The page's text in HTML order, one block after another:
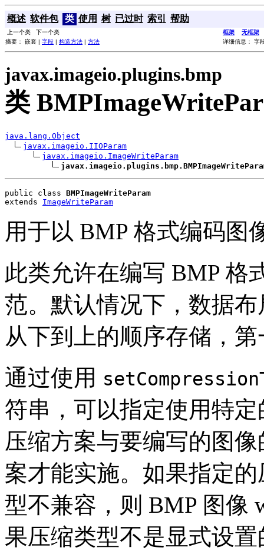
概述 软件包 类 使用 树 已过时 索引 帮助
上一个类 下一个类 框架
无框架
摘要： 嵌套 | 字段 | 构造方法 | 方法 详细信息： 字
javax.imageio.plugins.bmp
类
java.lang.Object
javax.imageio.IIOParam
javax.imageio.ImageWriteParam
public class BMPImageWriteParam
extends ImageWriteParam
用于以 BMP 格式编码图
此类允许在编写 BMP 格
范。默认情况下，数据
从下到上的顺序存储，
通过使用
符串，可以指定使用特
压缩方案与要编写的图
案才能实施。如果指定
型不兼容，则 BMP 图像
果压缩类型不是显式设